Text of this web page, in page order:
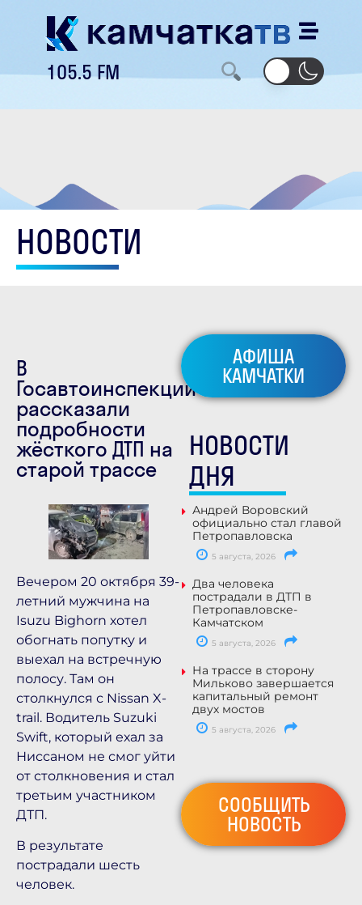
105.5 FM
НОВОСТИ
В
Госавтоинспекции
рассказали
подробности
жёсткого ДТП на
старой трассе
Вечером 20 октября 39-
летний мужчина на
Isuzu Bighorn хотел
обогнать попутку и
выехал на встречную
полосу. Там он
столкнулся с Nissan X-
trail. Водитель Suzuki
Swift, который ехал за
Ниссаном не смог уйти
от столкновения и стал
третьим участником
ДТП.
В результате
пострадали шесть
человек.
АФИША
КАМЧАТКИ
НОВОСТИ
ДНЯ
Андрей Воровский
официально стал главой
Петропавловска
5 августа, 2026
Два человека
пострадали в ДТП в
Петропавловске-
Камчатском
5 августа, 2026
На трассе в сторону
Мильково завершается
капитальный ремонт
двух мостов
5 августа, 2026
СООБЩИТЬ
НОВОСТЬ